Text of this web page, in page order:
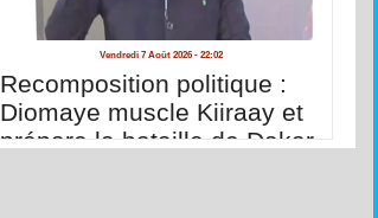
Vendredi 7 Août 2026 - 22:02
Recomposition politique :
Diomaye muscle Kiiraay et
prépare la bataille de Dakar